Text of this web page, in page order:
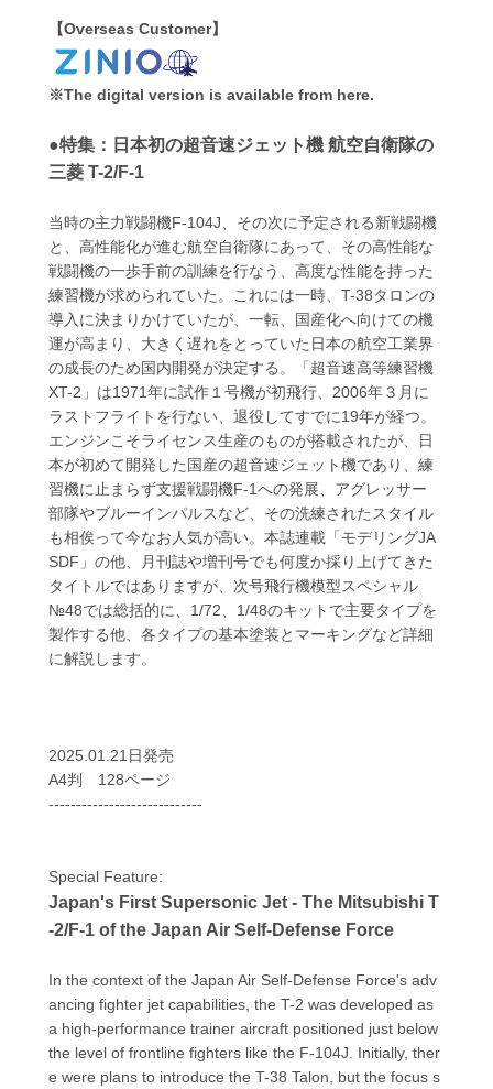
【Overseas Customer】
※The digital version is available from here.
●特集：日本初の超音速ジェット機 航空自衛隊の
三菱 T-2/F-1
当時の主力戦闘機F-104J、その次に予定される新戦闘機
と、高性能化が進む航空自衛隊にあって、その高性能な
戦闘機の一歩手前の訓練を行なう、高度な性能を持った
練習機が求められていた。これには一時、T-38タロンの
導入に決まりかけていたが、一転、国産化へ向けての機
運が高まり、大きく遅れをとっていた日本の航空工業界
の成長のため国内開発が決定する。「超音速高等練習機
XT-2」は1971年に試作１号機が初飛行、2006年３月に
ラストフライトを行ない、退役してすでに19年が経つ。
エンジンこそライセンス生産のものが搭載されたが、日
本が初めて開発した国産の超音速ジェット機であり、練
習機に止まらず支援戦闘機F-1への発展、アグレッサー
部隊やブルーインパルスなど、その洗練されたスタイル
も相俟って今なお人気が高い。本誌連載「モデリングJA
SDF」の他、月刊誌や増刊号でも何度か採り上げてきた
タイトルではありますが、次号飛行機模型スペシャル
№48では総括的に、1/72、1/48のキットで主要タイプを
製作する他、各タイプの基本塗装とマーキングなど詳細
に解説します。
2025.01.21日発売
A4判 128ページ
----------------------------
Special Feature:
Japan's First Supersonic Jet - The Mitsubishi T
-2/F-1 of the Japan Air Self-Defense Force
In the context of the Japan Air Self-Defense Force's adv
ancing fighter jet capabilities, the T-2 was developed as
a high-performance trainer aircraft positioned just below
the level of frontline fighters like the F-104J. Initially, ther
e were plans to introduce the T-38 Talon, but the focus s